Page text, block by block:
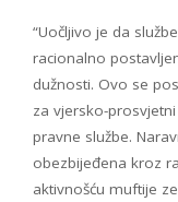
“Uočljivo je da
racionalno
dužnosti. Ovo se
za vjersko-
pravne službe.
obezbijeđena kroz
aktivnošću muftije